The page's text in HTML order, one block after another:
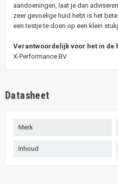
aandoeningen, laat je dan
zeer gevoelige huid hebt is het
een testje te doen op een klein
Verantwoordelijk voor het in de
X-Performance BV
Datasheet
Merk
Inhoud